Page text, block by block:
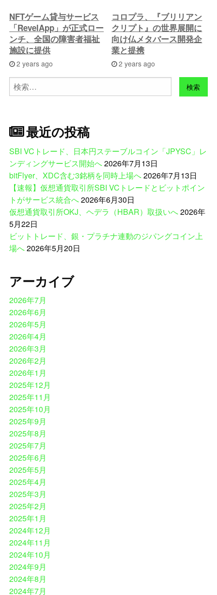
NFTゲーム貸与サービス
「RevelApp」が正式ロー
ンチ、全国の障害者福祉
施設に提供
2 years ago
コロプラ、『ブリリアン
クリプト』の世界展開に
向け仏メタバース開発企
業と提携
2 years ago
検
索:
最近の投稿
SBI VCトレード、日本円ステーブルコイン「JPYSC」レ
ンディングサービス開始へ2026年7月13日
bitFlyer、XDC含む3銘柄を同時上場へ2026年7月13日
【速報】仮想通貨取引所SBI VCトレードとビットポイン
トがサービス統合へ2026年6月30日
仮想通貨取引所OKJ、ヘデラ（HBAR）取扱いへ2026年
5月22日
ビットトレード、銀・プラチナ連動のジパングコイン上
場へ2026年5月20日
アーカイブ
2026年7月
2026年6月
2026年5月
2026年4月
2026年3月
2026年2月
2026年1月
2025年12月
2025年11月
2025年10月
2025年9月
2025年8月
2025年7月
2025年6月
2025年5月
2025年4月
2025年3月
2025年2月
2025年1月
2024年12月
2024年11月
2024年10月
2024年9月
2024年8月
2024年7月